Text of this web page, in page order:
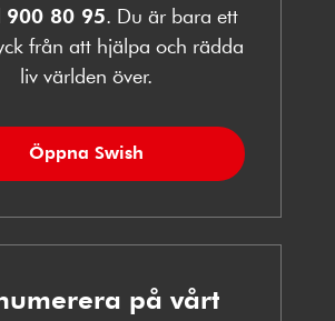
900 80 95. Du är bara ett
från att hjälpa och rädda
liv världen över.
Öppna Swish
på vårt